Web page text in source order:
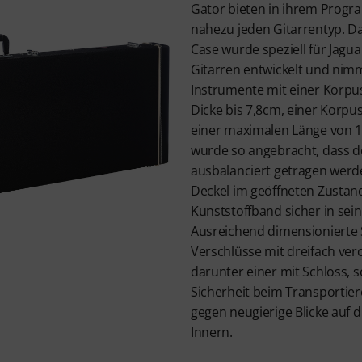
Gator bieten in ihrem
nahezu jeden Gitarrentyp.
Case wurde speziell für
Gitarren entwickelt und
Instrumente mit einer
Dicke bis 7,8cm, einer
einer maximalen Länge von
wurde so angebracht, dass
ausbalanciert getragen
Deckel im geöffneten
Kunststoffband sicher in
Ausreichend dimensionierte
Verschlüsse mit dreifach
darunter einer mit Schloss,
Sicherheit beim
gegen neugierige Blicke auf
Innern.